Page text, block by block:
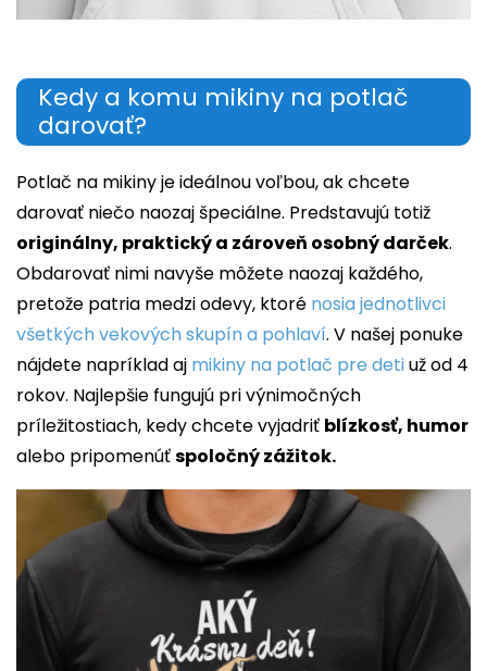
Kedy a komu mikiny na potlač
darovať?
Potlač na mikiny je ideálnou voľbou, ak chcete
darovať niečo naozaj špeciálne. Predstavujú totiž
originálny, praktický a zároveň osobný darček.
Obdarovať nimi navyše môžete naozaj každého,
pretože patria medzi odevy, ktoré nosia jednotlivci
všetkých vekových skupín a pohlaví. V našej ponuke
nájdete napríklad aj mikiny na potlač pre detiuž od 4
rokov. Najlepšie fungujú pri výnimočných
príležitostiach, kedy chcete vyjadriť blízkosť, humor
alebo pripomenúťspoločný zážitok.